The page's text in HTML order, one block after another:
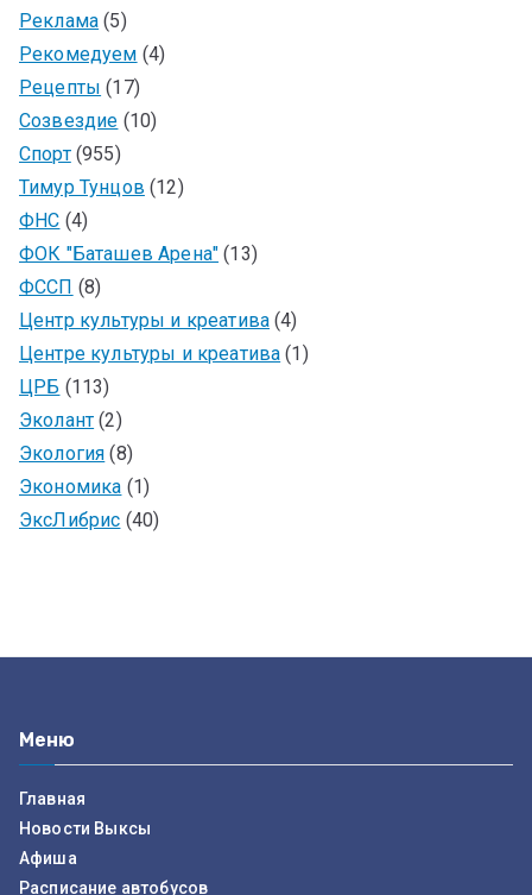
Реклама (5)
Рекомедуем (4)
Рецепты (17)
Созвездие (10)
Спорт(955)
Тимур Тунцов (12)
ФНС (4)
ФОК "Баташев Арена" (13)
ФССП (8)
Центр культуры и креатива (4)
Центре культуры и креатива (1)
ЦРБ (113)
Эколант (2)
Экология (8)
Экономика (1)
ЭксЛибрис (40)
Меню
Главная
Новости Выксы
Афиша
Расписание автобусов